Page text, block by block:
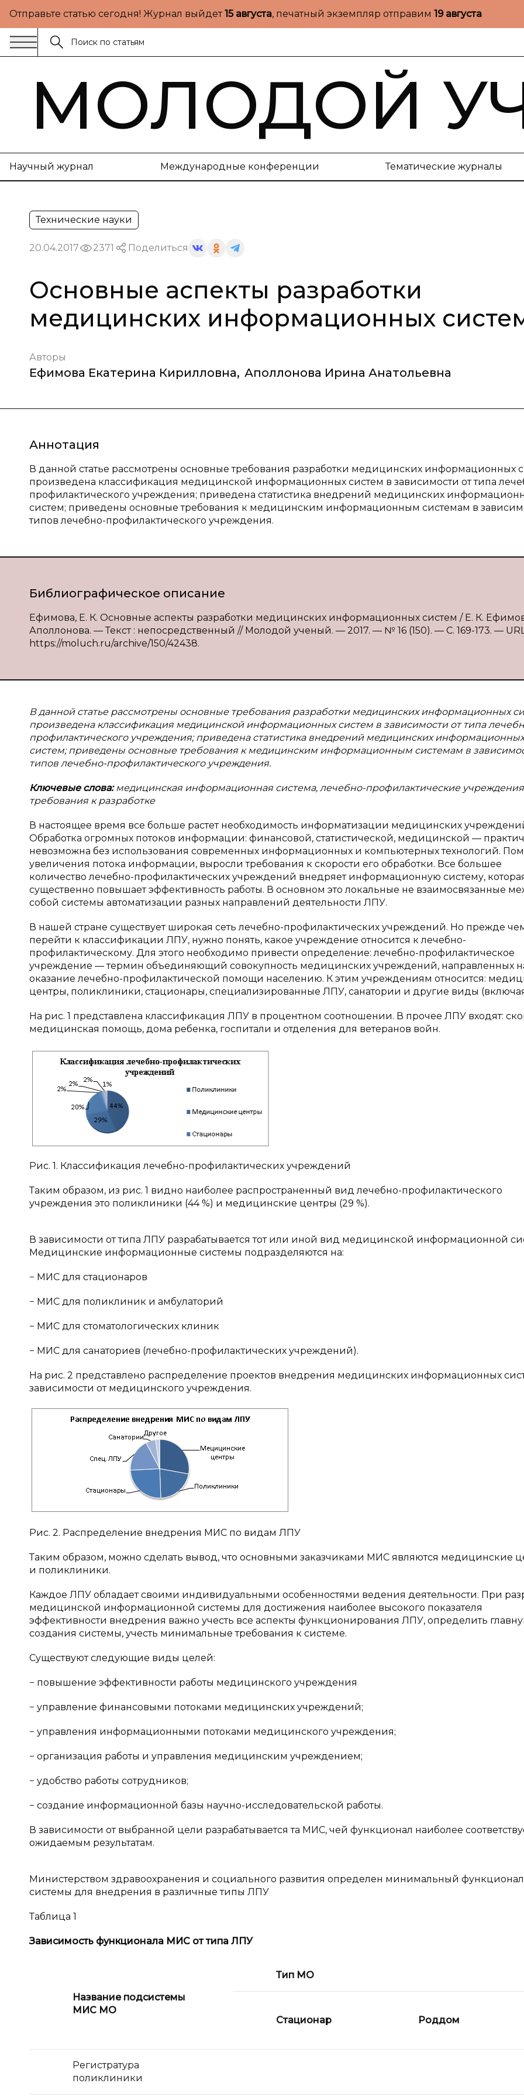
Отправьте статью сегодня! Журнал выйдет15 августа, печатный экземпляр отправим 19 августа
МОЛОДОЙ
Научный журнал Международные конференции Тематические журналы
Технические науки
20.04.2017 2371 Поделиться
Основные аспекты разработки
медицинских информационных
Авторы
Ефимова Екатерина Кирилловна, Аполлонова Ирина Анатольевна
Аннотация
В данной статье рассмотрены основные требования разработки медицинских информационных
произведена классификация медицинской информационных систем в зависимости от типа
профилактического учреждения; приведена статистика внедрений медицинских
систем; приведены основные требования к медицинским информационным системам в
типов лечебно-профилактического учреждения.
Библиографическое описание
Ефимова, Е. К. Основные аспекты разработки медицинских информационных систем / Е. К.
Аполлонова. — Текст : непосредственный // Молодой ученый. — 2017. — № 16 (150). — С. 169-173. —
https://moluch.ru/archive/150/42438.
В данной статье рассмотрены основные требования разработки медицинских информационных
произведена классификация медицинской информационных систем в зависимости от типа
профилактического учреждения; приведена статистика внедрений медицинских информационных
систем; приведены основные требования к медицинским информационным системам в
типов лечебно-профилактического учреждения.
Ключевые слова:медицинская информационная система, лечебно-профилактические
требования к разработке
В настоящее время все больше растет необходимость информатизации медицинских
Обработка огромных потоков информации: финансовой, статистической, медицинской —
невозможна без использования современных информационных и компьютерных технологий.
увеличения потока информации, выросли требования к скорости его обработки. Все большее
количество лечебно-профилактических учреждений внедряет информационную систему,
существенно повышает эффективность работы. В основном это локальные не взаимосвязанные
собой системы автоматизации разных направлений деятельности ЛПУ.
В нашей стране существует широкая сеть лечебно-профилактических учреждений. Но прежде
перейти к классификации ЛПУ, нужно понять, какое учреждение относится к лечебно-
профилактическому. Для этого необходимо привести определение: лечебно-профилактическое
учреждение — термин объединяющий совокупность медицинских учреждений, направленных
оказание лечебно-профилактической помощи населению. К этим учреждениям относится:
центры, поликлиники, стационары, специализированные ЛПУ, санатории и другие виды
На рис. 1 представлена классификация ЛПУ в процентном соотношении. В прочее ЛПУ входят:
медицинская помощь, дома ребенка, госпитали и отделения для ветеранов войн.
Рис. 1. Классификация лечебно-профилактических учреждений
Таким образом, из рис. 1 видно наиболее распространенный вид лечебно-профилактического
учреждения это поликлиники (44 %) и медицинские центры (29 %).
В зависимости от типа ЛПУ разрабатывается тот или иной вид медицинской информационной
Медицинские информационные системы подразделяются на:
− МИС для стационаров
− МИС для поликлиник и амбулаторий
− МИС для стоматологических клиник
− МИС для санаториев (лечебно-профилактических учреждений).
На рис. 2 представлено распределение проектов внедрения медицинских информационных
зависимости от медицинского учреждения.
Рис. 2. Распределение внедрения МИС по видам ЛПУ
Таким образом, можно сделать вывод, что основными заказчиками МИС являются медицинские
и поликлиники.
Каждое ЛПУ обладает своими индивидуальными особенностями ведения деятельности. При
медицинской информационной системы для достижения наиболее высокого показателя
эффективности внедрения важно учесть все аспекты функционирования ЛПУ, определить
создания системы, учесть минимальные требования к системе.
Существуют следующие виды целей:
− повышение эффективности работы медицинского учреждения
− управление финансовыми потоками медицинских учреждений;
− управления информационными потоками медицинского учреждения;
− организация работы и управления медицинским учреждением;
− удобство работы сотрудников;
− создание информационной базы научно-исследовательской работы.
В зависимости от выбранной цели разрабатывается та МИС, чей функционал наиболее
ожидаемым результатам.
Министерством здравоохранения и социального развития определен минимальный функционал
системы для внедрения в различные типы ЛПУ
Таблица 1
Зависимость функционала МИС от типа ЛПУ
Название подсистемы
МИС МО
Тип МО
Стационар Роддом
Регистратура
поликлиники